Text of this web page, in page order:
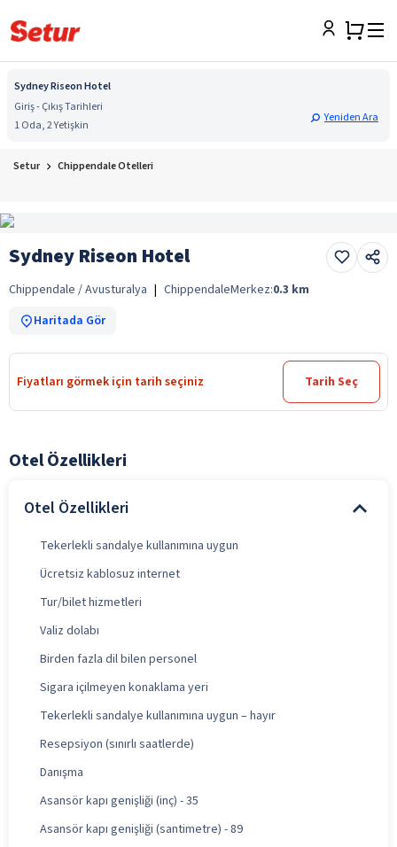
Sydney Riseon Hotel
Giriş - Çıkış Tarihleri
1 Oda, 2 Yetişkin
Yeniden Ara
Setur Chippendale Otelleri
Sydney Riseon Hotel
Chippendale / Avusturalya | ChippendaleMerkez:0.3 km
Haritada Gör
Fiyatları görmek için tarih seçiniz Tarih Seç
Otel Özellikleri
Otel Özellikleri
Tekerlekli sandalye kullanımına uygun
Ücretsiz kablosuz internet
Tur/bilet hizmetleri
Valiz dolabı
Birden fazla dil bilen personel
Sigara içilmeyen konaklama yeri
Tekerlekli sandalye kullanımına uygun – hayır
Resepsiyon (sınırlı saatlerde)
Danışma
Asansör kapı genişliği (inç) - 35
Asansör kapı genişliği (santimetre) - 89